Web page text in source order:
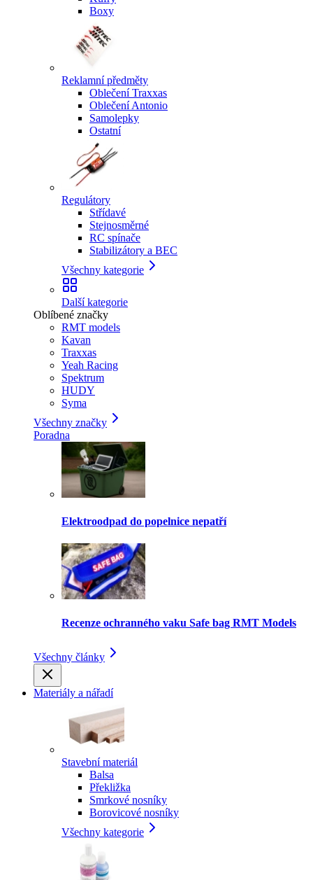
Boxy
Reklamní předměty
Oblečení Traxxas
Oblečení Antonio
Samolepky
Ostatní
Regulátory
Střídavé
Stejnosměrné
RC spínače
Stabilizátory a BEC
Všechny kategorie
Další kategorie
Oblíbené značky
RMT models
Kavan
Traxxas
Yeah Racing
Spektrum
HUDY
Syma
Všechny značky
Poradna
Elektroodpad do popelnice nepatří
Recenze ochranného vaku Safe bag RMT Models
Všechny články
Materiály a nářadí
Stavební materiál
Balsa
Překližka
Smrkové nosníky
Borovicové nosníky
Všechny kategorie